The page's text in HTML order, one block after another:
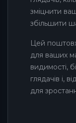
зміцнити
збільшити
Цей
для ваших
видимості,
глядачів і,
для